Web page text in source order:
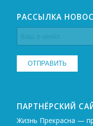
РАССЫЛКА
ПАРТНЁРСКИЙ
Жизнь Прекрасна —